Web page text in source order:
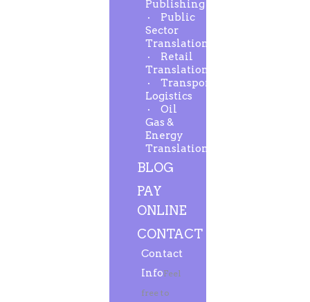
Publishing
Public
Sector
Translation
Retail
Translation
Transport-
Logistics
Oil
Gas &
Energy
Translation
BLOG
PAY
ONLINE
CONTACT
Contact
InfoFeel
free to